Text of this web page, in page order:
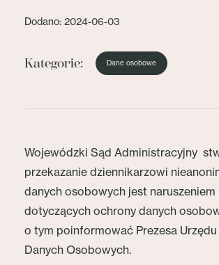
Dodano: 2024-06-03
Kategorie: Dane osobowe
Wojewódzki Sąd Administracyjny
przekazanie dziennikarzowi
danych osobowych jest
dotyczących ochrony danych
o tym poinformować Prezesa
Danych Osobowych.